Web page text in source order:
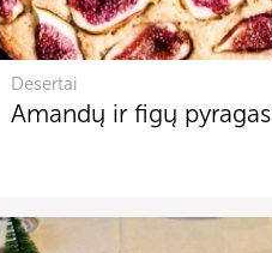
Desertai
Amandų ir figų pyragas